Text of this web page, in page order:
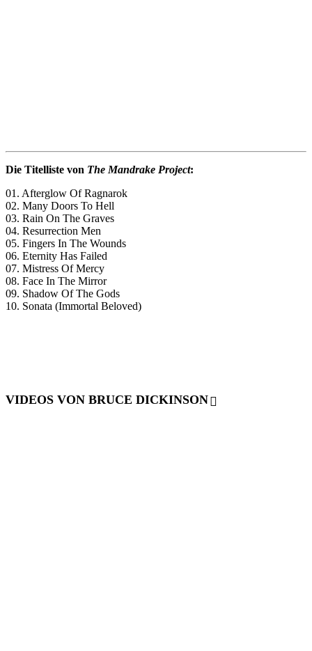
Die Titelliste von The Mandrake Project:
01. Afterglow Of Ragnarok
02. Many Doors To Hell
03. Rain On The Graves
04. Resurrection Men
05. Fingers In The Wounds
06. Eternity Has Failed
07. Mistress Of Mercy
08. Face In The Mirror
09. Shadow Of The Gods
10. Sonata (Immortal Beloved)
VIDEOS VON BRUCE DICKINSON